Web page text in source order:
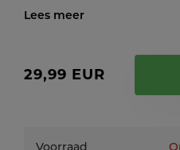
deel verscheen in 2021.
de kenmerkende
Ze bespreken de
29,99 EUR
Voorraad